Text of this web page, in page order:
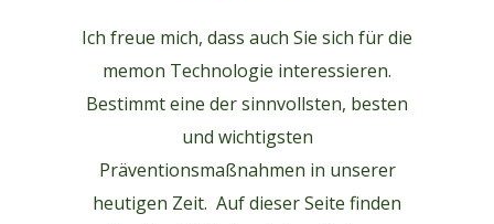
Ich freue mich, dass auch Sie sich für die
memon Technologie interessieren.
Bestimmt eine der sinnvollsten, besten
und wichtigsten
Präventionsmaßnahmen in unserer
heutigen Zeit. Auf dieser Seite finden